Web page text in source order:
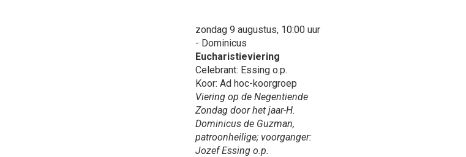
zondag 9 augustus, 10:00 uur
- Dominicus
Eucharistieviering
Celebrant: Essing o.p.
Koor: Ad hoc-koorgroep
Viering op de Negentiende
Zondag door het jaar-H.
Dominicus de Guzman,
patroonheilige; voorganger:
Jozef Essing o.p.